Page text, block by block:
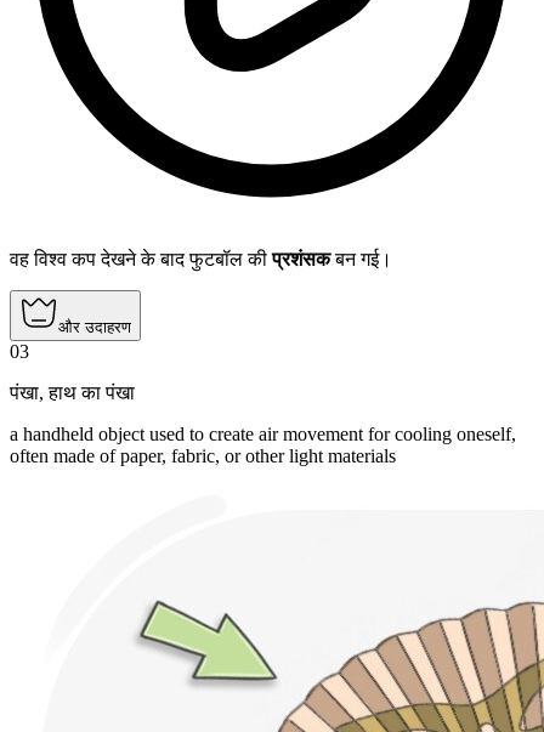
वह विश्व कप देखने के बाद फुटबॉल कीप्रशंसकबन गई।
और उदाहरण
03
पंखा,हाथ का पंखा
a handheld object used to create air movement for cooling oneself,
often made of paper, fabric, or other light materials